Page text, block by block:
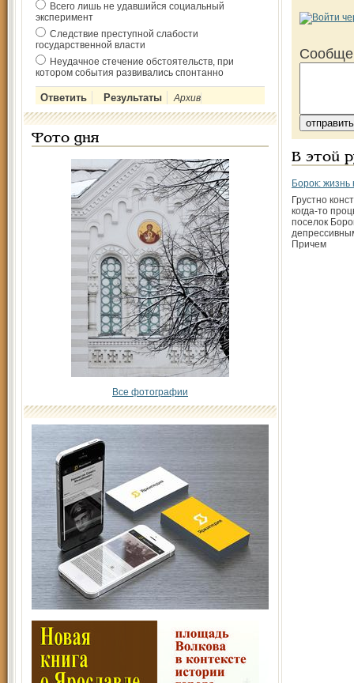
Всего лишь не удавшийся социальный
эксперимент
Следствие преступной слабости
государственной власти
Неудачное стечение обстоятельств, при
котором события развивались спонтанно
Архив
Фото дня
Все фотографии
В этой
Борок:
Грустно
когда-то
поселок
Причем